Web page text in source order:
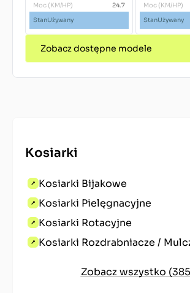
Moc (KM/HP)
24.7
StanUżywany
Moc (KM/HP)
StanUżywany
Zobacz dostępne modele
Kosiarki
Kosiarki Bijakowe
Kosiarki Pielęgnacyjne
Kosiarki Rotacyjne
Kosiarki Rozdrabniacze /
Zobacz wszystko